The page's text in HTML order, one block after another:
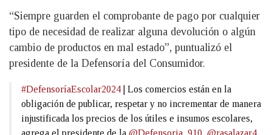
“Siempre guarden el comprobante de pago por cualquier
tipo de necesidad de realizar alguna devolución o algún
cambio de productos en mal estado”, puntualizó el
presidente de la Defensoría del Consumidor.
#DefensoríaEscolar2024 | Los comercios están en la
obligación de publicar, respetar y no incrementar de manera
injustificada los precios de los útiles e insumos escolares,
agrega el presidente de la @Defensoria_910 @rasalazar4